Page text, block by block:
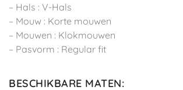
– Hals : V-Hals
– Mouw : Korte mouwen
– Mouwen : Klokmouwen
– Pasvorm : Regular fit
BESCHIKBARE MATEN: